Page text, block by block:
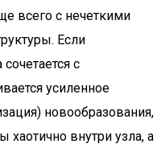
всего с нечеткими
Если
с
усиленное
новообразования,
внутри узла, а